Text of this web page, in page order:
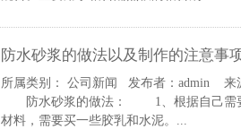
防水砂浆的做法以及制作的注意事
所属类别： 公司新闻 发布者：admin 来
防水砂浆的做法： 1、根据自己需要
材料，需要买一些胶乳和水泥。...